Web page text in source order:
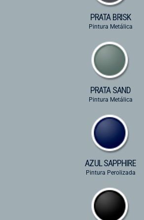
PRATA BRISK
Pintura Metálica
PRATA SAND
Pintura Metálica
AZUL SAPPHIRE
Pintura Perolizada